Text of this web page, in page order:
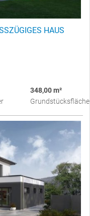
HAUS
348,00 m²
Grundstücksfläche